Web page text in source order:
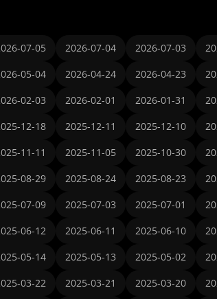
07-05 2026-07-04 2026-07-03
05-04 2026-04-24 2026-04-23
02-03 2026-02-01 2026-01-31
12-18 2025-12-11 2025-12-10
11-11 2025-11-05 2025-10-30
08-29 2025-08-24 2025-08-23
07-09 2025-07-03 2025-07-01
06-12 2025-06-11 2025-06-10
05-14 2025-05-13 2025-05-02
03-22 2025-03-21 2025-03-20